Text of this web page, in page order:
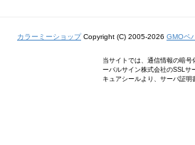
カラーミーショップCopyright (C) 2005-2026 GMOペ
当サイトでは、通信情報の暗
ーバルサイン株式会社のSSLサ
キュアシールより、サーバ証明